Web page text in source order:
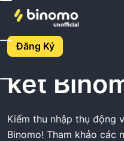
Đăng Ký
Trang Chủ Chương
Chương
kết
Kiếm thu nhập thụ động
Binomo! Tham khảo các